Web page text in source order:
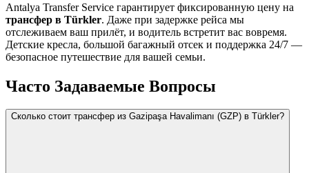
Antalya Transfer Service гарантирует фиксированную цену на
трансфер в Türkler. Даже при задержке рейса мы
отслеживаем ваш прилёт, и водитель встретит вас вовремя.
Детские кресла, большой багажный отсек и поддержка 24/7 —
безопасное путешествие для вашей семьи.
Часто Задаваемые Вопросы
Сколько стоит трансфер из Gazipaşa Havalimanı (GZP) в Türkler?